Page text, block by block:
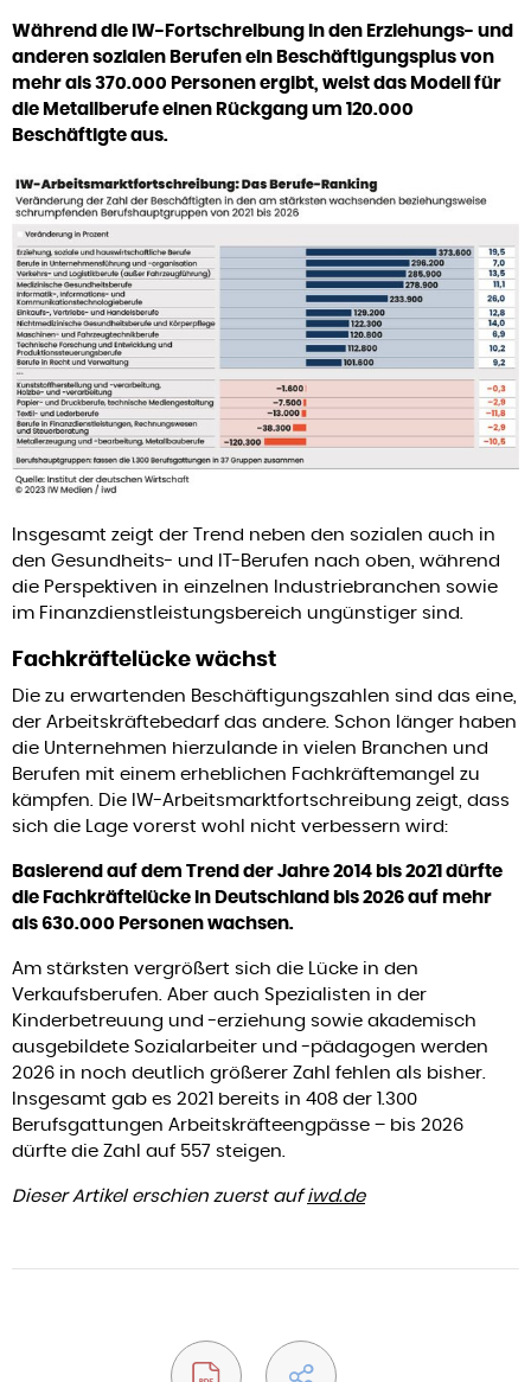
Während die IW-Fortschreibung in den Erziehungs- und
anderen sozialen Berufen ein Beschäftigungsplus von
mehr als 370.000 Personen ergibt, weist das Modell für
die Metallberufe einen Rückgang um 120.000
Beschäftigte aus.
Insgesamt zeigt der Trend neben den sozialen auch in
den Gesundheits- und IT-Berufen nach oben, während
die Perspektiven in einzelnen Industriebranchen sowie
im Finanzdienstleistungsbereich ungünstiger sind.
Fachkräftelücke wächst
Die zu erwartenden Beschäftigungszahlen sind das eine,
der Arbeitskräftebedarf das andere. Schon länger haben
die Unternehmen hierzulande in vielen Branchen und
Berufen mit einem erheblichen Fachkräftemangel zu
kämpfen. Die IW-Arbeitsmarktfortschreibung zeigt, dass
sich die Lage vorerst wohl nicht verbessern wird:
Basierend auf dem Trend der Jahre 2014 bis 2021 dürfte
die Fachkräftelücke in Deutschland bis 2026 auf mehr
als 630.000 Personen wachsen.
Am stärksten vergrößert sich die Lücke in den
Verkaufsberufen. Aber auch Spezialisten in der
Kinderbetreuung und -erziehung sowie akademisch
ausgebildete Sozialarbeiter und -pädagogen werden
2026 in noch deutlich größerer Zahl fehlen als bisher.
Insgesamt gab es 2021 bereits in 408 der 1.300
Berufsgattungen Arbeitskräfteengpässe – bis 2026
dürfte die Zahl auf 557 steigen.
Dieser Artikel erschien zuerst aufiwd.de